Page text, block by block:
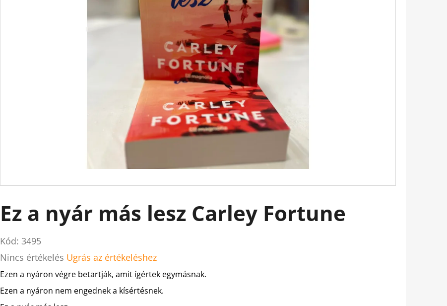
Ez a nyár más lesz Carley Fortune
Kód: 3495
A
termék
átlagos
Nincs értékelés Ugrás az értékeléshez
Ezen a nyáron végre betartják, amit ígértek egymásnak.
Ezen a nyáron nem engednek a kísértésnek.
SODRÁSÁBAN - ARISTOTLE ÉS DANTE 2.
101 GONDOLAT, AMI MEGVÁLTOZTATJA
AZ ÉLETEDET - HOGYAN LEGYÜNK
MENTÁLISAN ERŐSEK, ÉRZELMILEG
KIEGYENSÚLYOZOTTAK BRIANNA WIEST
€15,90